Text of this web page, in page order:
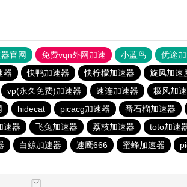
官网 免费vqn外网加速 小蓝鸟 优途
器 快鸭加速器 快柠檬加速器 旋风加速
vp(永久免费)加速器 速连加速器 极风加
hidecat picacg加速器 番石榴加速器
速器 飞兔加速器 荔枝加速器 toto加速
白鲸加速器 速鹰666 蜜蜂加速器